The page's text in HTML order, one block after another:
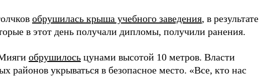
обрушилась крыша учебного заведения, в результате
в этот день получали дипломы, получили ранения.
обрушилось цунами высотой 10 метров. Власти
районов укрываться в безопасное место. «Все, кто нас